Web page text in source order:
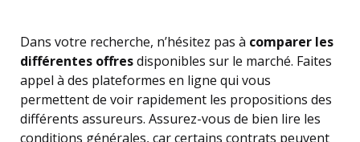
Dans votre recherche, n’hésitez pas à comparer les
différentes offresdisponibles sur le marché. Faites
appel à des plateformes en ligne qui vous
permettent de voir rapidement les propositions des
différents assureurs. Assurez-vous de bien lire les
conditions générales, car certains contrats peuvent